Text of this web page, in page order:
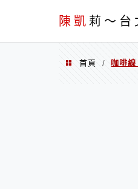
陳凱 莉～台
首頁 / 咖啡線